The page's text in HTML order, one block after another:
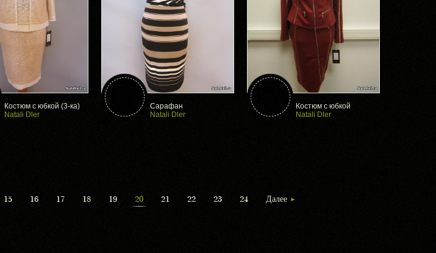
Костюм с юбкой (3-ка)
Natali Dler
Сарафан
Natali Dler
Костюм с юбкой
Natali Dler
15 16 17 18 19 20 21 22 23 24 Далее